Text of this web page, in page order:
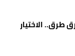
طرق.. الاختيار